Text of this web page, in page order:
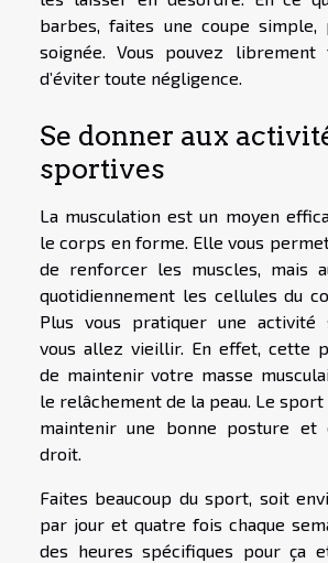
barbes, faites une coupe
soignée. Vous pouvez
d’éviter toute négligence.
Se donner aux
sportives
La musculation est un moyen
le corps en forme. Elle vous
de renforcer les muscles, mais
quotidiennement les cellules du
Plus vous pratiquer une activité
vous allez vieillir. En effet, cette
de maintenir votre masse
le relâchement de la peau. Le
maintenir une bonne posture
droit.
Faites beaucoup du sport, soit
par jour et quatre fois chaque
des heures spécifiques pour ça